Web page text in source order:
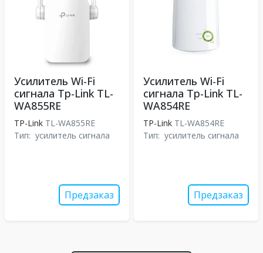
Усилитель Wi-Fi
сигнала Tp-Link TL-
WA855RE
TP-Link TL-WA855RE
Тип: усилитель сигнала
Предзаказ
Усилитель Wi-Fi
сигнала Tp-Link TL-
WA854RE
TP-Link TL-WA854RE
Тип: усилитель сигнала
Предзаказ